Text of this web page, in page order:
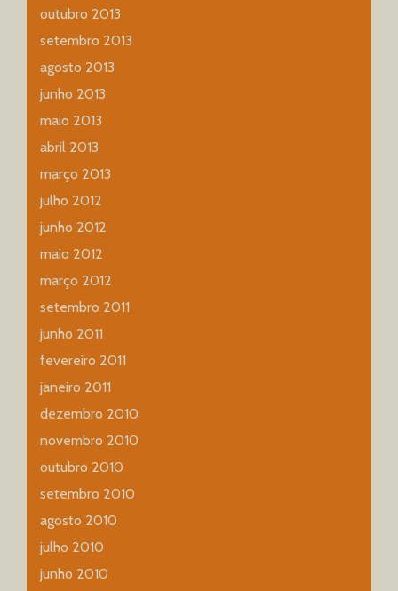
outubro 2013
setembro 2013
agosto 2013
junho 2013
maio 2013
abril 2013
março 2013
julho 2012
junho 2012
maio 2012
março 2012
setembro 2011
junho 2011
fevereiro 2011
janeiro 2011
dezembro 2010
novembro 2010
outubro 2010
setembro 2010
agosto 2010
julho 2010
junho 2010